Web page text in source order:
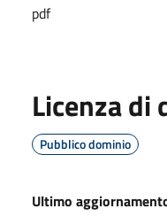
pdf
Licenza
Pubblico dominio
Ultimo